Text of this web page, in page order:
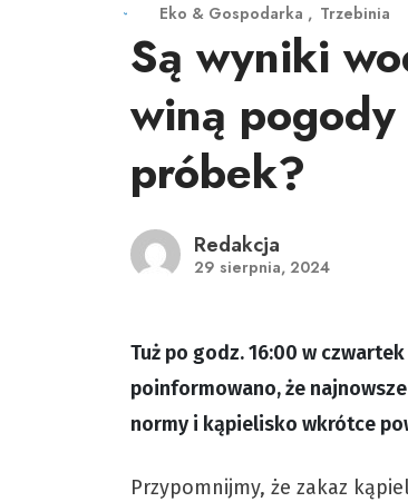
Eko & Gospodarka Trzebinia
Są wyniki
winą
próbek?
Redakcja
29 sierpnia, 2024
Tuż po godz. 16:00 w
poinformowano, że
normy i kąpielisko wkrótce
Przypomnijmy, że zakaz